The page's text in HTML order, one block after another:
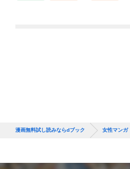
漫画無料試し読みならdブック 女性マンガ